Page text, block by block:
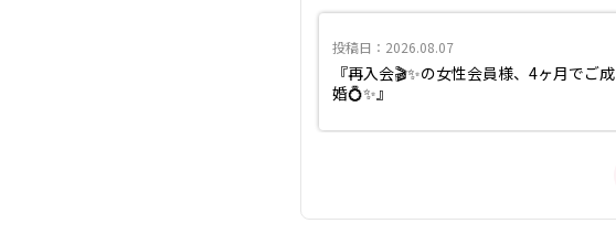
投稿日：2026.08.07
『再入会🎬✨の女性会員様、4ヶ月でご成
婚💍✨』